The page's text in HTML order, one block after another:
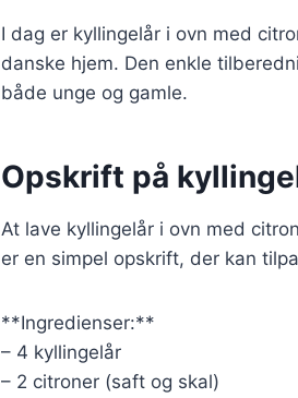
I dag er kyllingelår i ovn med
danske hjem. Den enkle
både unge og gamle.
Opskrift på
At lave kyllingelår i ovn med
er en simpel opskrift, der kan
**Ingredienser:**
– 4 kyllingelår
– 2 citroner (saft og skal)